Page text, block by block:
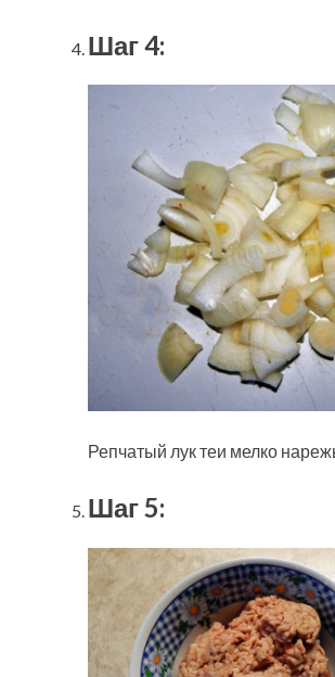
Шаг 4:
Репчатый лук теи мелко
Шаг 5: